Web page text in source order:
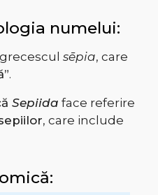
numelui:
sēpia, care
.
Sepiida face referire
, care include